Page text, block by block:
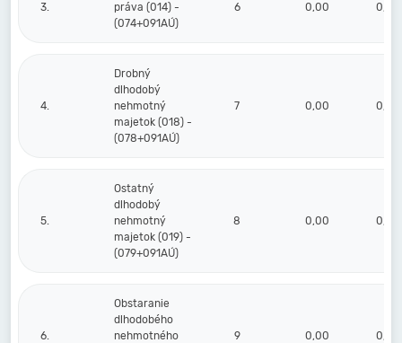
3.
práva (014) -
(074+091AÚ)
6 0,00 0,00
4.
Drobný
dlhodobý
nehmotný
majetok (018) -
(078+091AÚ)
7 0,00 0,00
5.
Ostatný
dlhodobý
nehmotný
majetok (019) -
(079+091AÚ)
8 0,00 0,00
6.
Obstaranie
dlhodobého
nehmotného
9 0,00 0,00